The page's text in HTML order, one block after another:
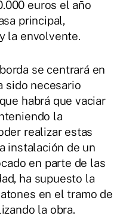
euros el año
principal,
la envolvente.
se centrará en
sido necesario
habrá que vaciar
la
realizar estas
instalación de un
en parte de las
ha supuesto la
en el tramo de
la obra.